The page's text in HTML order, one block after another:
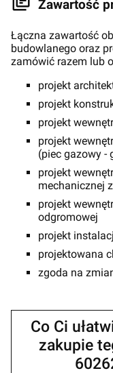
Zawartość
Łączna zawartość
budowlanego oraz
zamówić razem lub
projekt
projekt
projekt
projekt
(piec gazowy -
projekt
mechanicznej
projekt
odgromowej
projekt
projektowana
zgoda na
Co Ci
zakupie